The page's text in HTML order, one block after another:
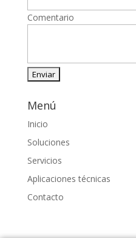
Comentario
Menú
Inicio
Soluciones
Servicios
Aplicaciones técnicas
Contacto